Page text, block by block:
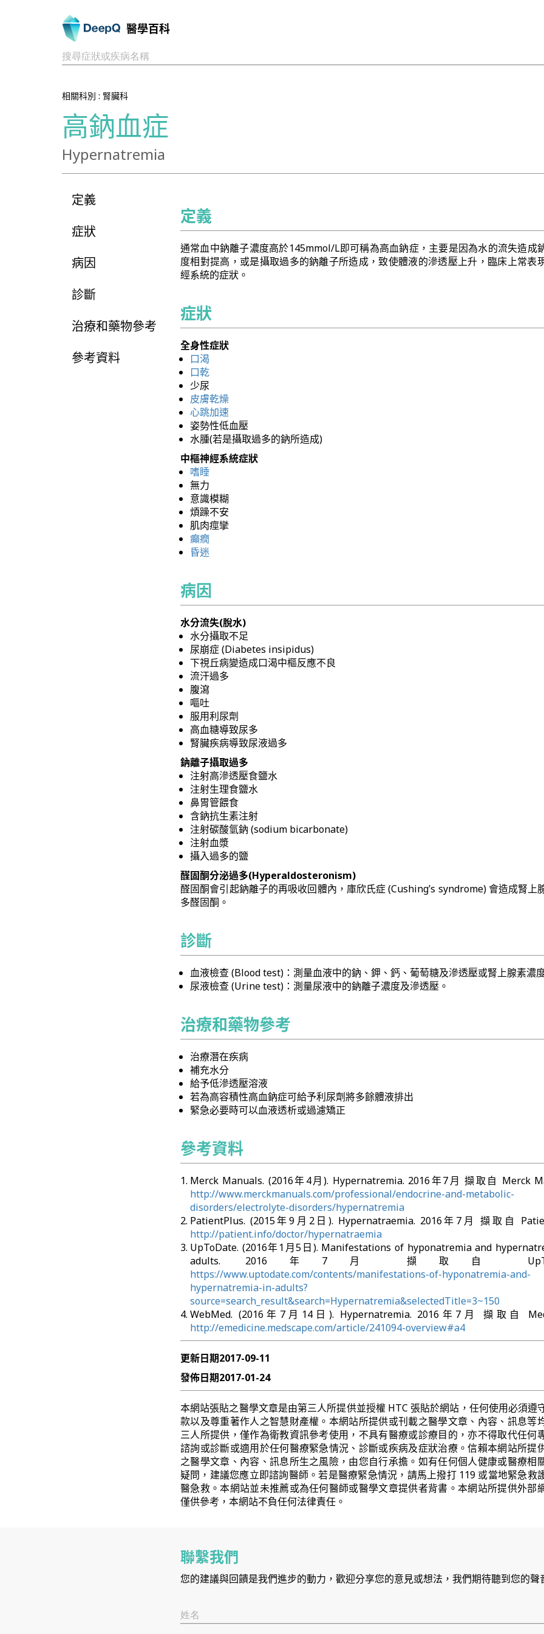
醫學百科
搜尋症狀或疾病名稱
相關科別 : 腎臟科
高鈉血症
Hypernatremia
定義
症狀
病因
診斷
治療和藥物參考
參考資料
定義
通常血中鈉離子濃度高於145mmol/L即可稱為高血鈉症，主要是因為水的流失造成
度相對提高，或是攝取過多的鈉離子所造成，致使體液的滲透壓上升，臨床上常表
經系統的症狀。
症狀
全身性症狀
口渴
口乾
少尿
皮膚乾燥
心跳加速
姿勢性低血壓
水腫(若是攝取過多的鈉所造成)
中樞神經系統症狀
嗜睡
無力
意識模糊
煩躁不安
肌肉痙攣
癲癇
昏迷
病因
水分流失(脫水)
水分攝取不足
尿崩症 (Diabetes insipidus)
下視丘病變造成口渴中樞反應不良
流汗過多
腹瀉
嘔吐
服用利尿劑
高血糖導致尿多
腎臟疾病導致尿液過多
鈉離子攝取過多
注射高滲透壓食鹽水
注射生理食鹽水
鼻胃管餵食
含鈉抗生素注射
注射碳酸氫鈉 (sodium bicarbonate)
注射血漿
攝入過多的鹽
醛固酮分泌過多(Hyperaldosteronism)
醛固酮會引起鈉離子的再吸收回體內，庫欣氏症 (Cushing’s syndrome) 會造成腎上
多醛固酮。
診斷
血液檢查 (Blood test)：測量血液中的鈉、鉀、鈣、葡萄糖及滲透壓或腎上腺素濃
尿液檢查 (Urine test)：測量尿液中的鈉離子濃度及滲透壓。
治療和藥物參考
治療潛在疾病
補充水分
給予低滲透壓溶液
若為高容積性高血鈉症可給予利尿劑將多餘體液排出
緊急必要時可以血液透析或過濾矯正
參考資料
Merck Manuals. (2016年4月). Hypernatremia. 2016年7月 擷取自 Merck
http://www.merckmanuals.com/professional/endocrine-and-metabolic-
disorders/electrolyte-disorders/hypernatremia
PatientPlus. (2015年9月2日). Hypernatraemia. 2016年7月 擷取自
http://patient.info/doctor/hypernatraemia
UpToDate. (2016年1月5日). Manifestations of hyponatremia and
adults. 2016年7月 擷取自
https://www.uptodate.com/contents/manifestations-of-hyponatremia-and-
hypernatremia-in-adults?
source=search_result&search=Hypernatremia&selectedTitle=3~150
WebMed. (2016年7月14日). Hypernatremia. 2016年7月 擷取自
http://emedicine.medscape.com/article/241094-overview#a4
更新日期2017-09-11
發佈日期2017-01-24
本網站張貼之醫學文章是由第三人所提供並授權 HTC 張貼於網站，任何使用必須遵
款以及尊重著作人之智慧財產權。本網站所提供或刊載之醫學文章、內容、訊息等
三人所提供，僅作為衛教資訊參考使用，不具有醫療或診療目的，亦不得取代任何
諮詢或診斷或適用於任何醫療緊急情況、診斷或疾病及症狀治療。信賴本網站所提
之醫學文章、內容、訊息所生之風險，由您自行承擔。如有任何個人健康或醫療相
疑問，建議您應立即諮詢醫師。若是醫療緊急情況，請馬上撥打 119 或當地緊急救
醫急救。本網站並未推薦或為任何醫師或醫學文章提供者背書。本網站所提供外部
僅供參考，本網站不負任何法律責任。
聯繫我們
您的建議與回饋是我們進步的動力，歡迎分享您的意見或想法，我們期待聽到您的聲
姓名